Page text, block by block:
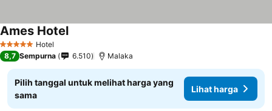
5 Bintang Hotel
Ames Hotel
8,7 Sempurna 6.510 Malaka
Pilih tanggal untuk melihat harga yang
sama
Lihat harga